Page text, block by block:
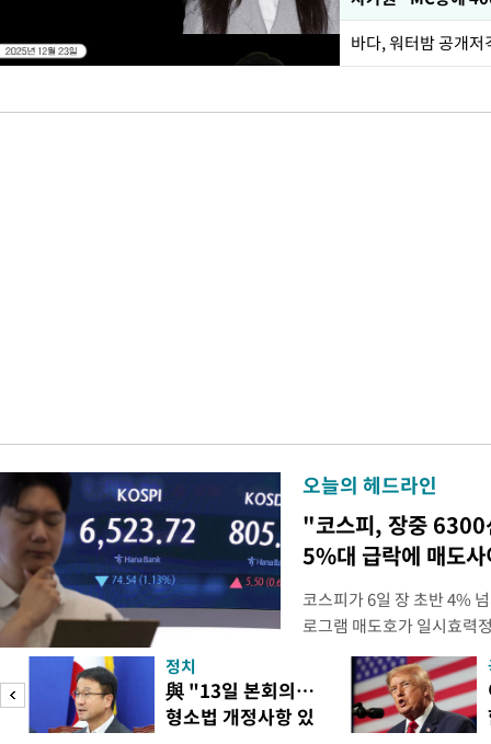
바다, 워터밤 공개
오늘의 헤드라인
"코스피, 장중 6300
5%대 급락에 매도사
코스피가 6일 장 초반 4%
로그램 매도호가 일시효력
한국거래소는 이날 오전
했다고 밝혔다. 발동 당시
대비 5.12% 급락한 987.24
스피200을 기초자산으로
정치
與 "13일 본회의…
형소법 개정사항 있